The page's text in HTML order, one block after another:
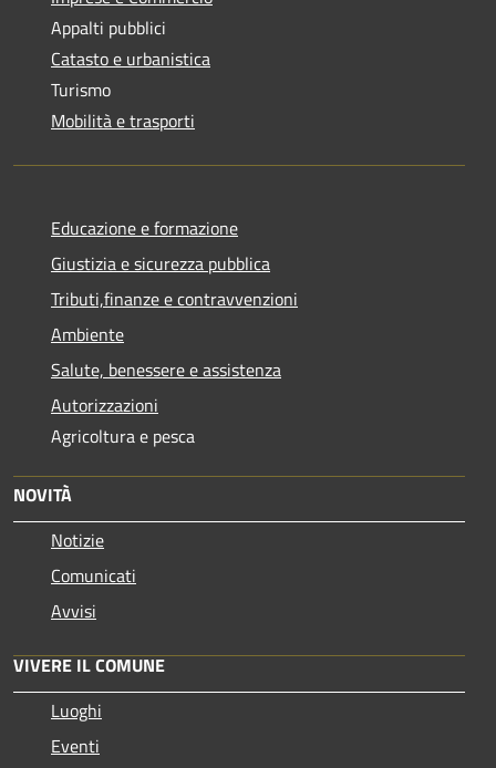
Appalti pubblici
Catasto e urbanistica
Turismo
Mobilità e trasporti
Educazione e formazione
Giustizia e sicurezza pubblica
Tributi,finanze e contravvenzioni
Ambiente
Salute, benessere e assistenza
Autorizzazioni
Agricoltura e pesca
NOVITÀ
Notizie
Comunicati
Avvisi
VIVERE IL COMUNE
Luoghi
Eventi